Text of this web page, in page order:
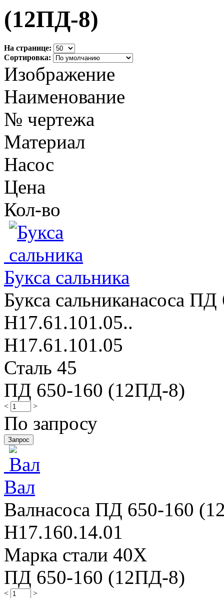
(12ПД-8)
На странице:
Сортировка:
Изображение
Наименование
№ чертежа
Материал
Насос
Цена
Кол-во
Букса сальника
Букса сальниканасоса
Н17.61.101.05..
Н17.61.101.05
Сталь 45
ПД 650-160 (12ПД-8)
< >
По запросу
Вал
Валнасоса ПД 650-160
Н17.160.14.01
Марка стали 40Х
ПД 650-160 (12ПД-8)
< >